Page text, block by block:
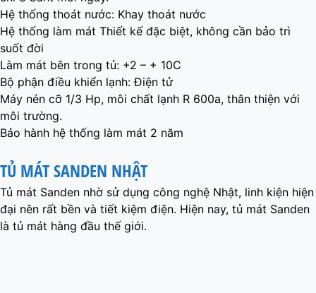
Hệ thống thoát nước: Khay thoát nước
Hệ thống làm mát Thiết kế đặc biệt, không cần bảo trì
suốt đời
Làm mát bên trong tủ: +2 – + 10C
Bộ phận điều khiển lạnh: Điện tử
Máy nén cỡ 1/3 Hp, môi chất lạnh R 600a, thân thiện với
môi trường.
Bảo hành hệ thống làm mát 2 năm
TỦ MÁT SANDEN NHẬT
Tủ mát Sanden nhờ sử dụng công nghệ Nhật, linh kiện hiện
đại nên rất bền và tiết kiệm điện. Hiện nay, tủ mát Sanden
là tủ mát hàng đầu thế giới.